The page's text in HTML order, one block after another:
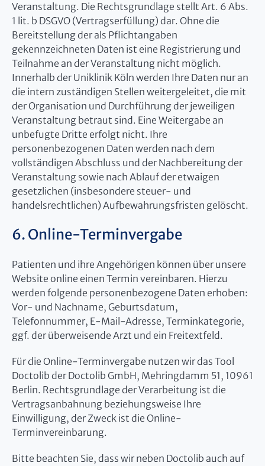
Veranstaltung. Die Rechtsgrundlage stellt Art. 6 Abs.
1 lit. b DSGVO (Vertragserfüllung) dar. Ohne die
Bereitstellung der als Pflichtangaben
gekennzeichneten Daten ist eine Registrierung und
Teilnahme an der Veranstaltung nicht möglich.
Innerhalb der Uniklinik Köln werden Ihre Daten nur an
die intern zuständigen Stellen weitergeleitet, die mit
der Organisation und Durchführung der jeweiligen
Veranstaltung betraut sind. Eine Weitergabe an
unbefugte Dritte erfolgt nicht. Ihre
personenbezogenen Daten werden nach dem
vollständigen Abschluss und der Nachbereitung der
Veranstaltung sowie nach Ablauf der etwaigen
gesetzlichen (insbesondere steuer- und
handelsrechtlichen) Aufbewahrungsfristen gelöscht.
6. Online-Terminvergabe
Patienten und ihre Angehörigen können über unsere
Website online einen Termin vereinbaren. Hierzu
werden folgende personenbezogene Daten erhoben:
Vor- und Nachname, Geburtsdatum,
Telefonnummer, E-Mail-Adresse, Terminkategorie,
ggf. der überweisende Arzt und ein Freitextfeld.
Für die Online-Terminvergabe nutzen wir das Tool
Doctolib der Doctolib GmbH, Mehringdamm 51, 10961
Berlin. Rechtsgrundlage der Verarbeitung ist die
Vertragsanbahnung beziehungsweise Ihre
Einwilligung, der Zweck ist die Online-
Terminvereinbarung.
Bitte beachten Sie, dass wir neben Doctolib auch auf